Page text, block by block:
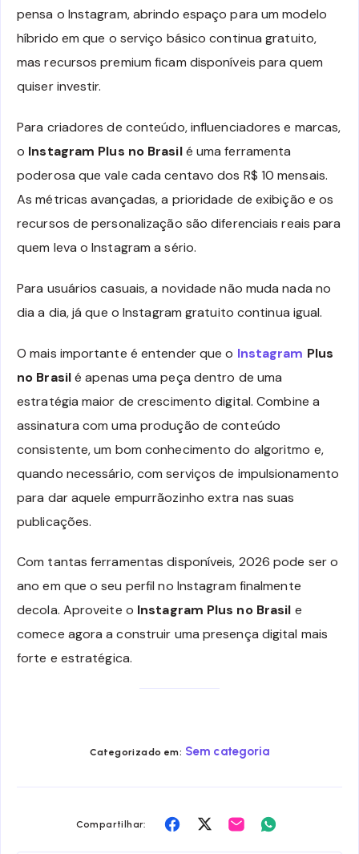
pensa o Instagram, abrindo espaço para um modelo
híbrido em que o serviço básico continua gratuito,
mas recursos premium ficam disponíveis para quem
quiser investir.
Para criadores de conteúdo, influenciadores e marcas,
o Instagram Plus no Brasilé uma ferramenta
poderosa que vale cada centavo dos R$ 10 mensais.
As métricas avançadas, a prioridade de exibição e os
recursos de personalização são diferenciais reais para
quem leva o Instagram a sério.
Para usuários casuais, a novidade não muda nada no
dia a dia, já que o Instagram gratuito continua igual.
O mais importante é entender que o Instagram Plus
no Brasilé apenas uma peça dentro de uma
estratégia maior de crescimento digital. Combine a
assinatura com uma produção de conteúdo
consistente, um bom conhecimento do algoritmo e,
quando necessário, com serviços de impulsionamento
para dar aquele empurrãozinho extra nas suas
publicações.
Com tantas ferramentas disponíveis, 2026 pode ser o
ano em que o seu perfil no Instagram finalmente
decola. Aproveite o Instagram Plus no Brasil e
comece agora a construir uma presença digital mais
forte e estratégica.
Categorizado em: Sem categoria
Compartilhar:
CompartilharCompartilharCompartilhar